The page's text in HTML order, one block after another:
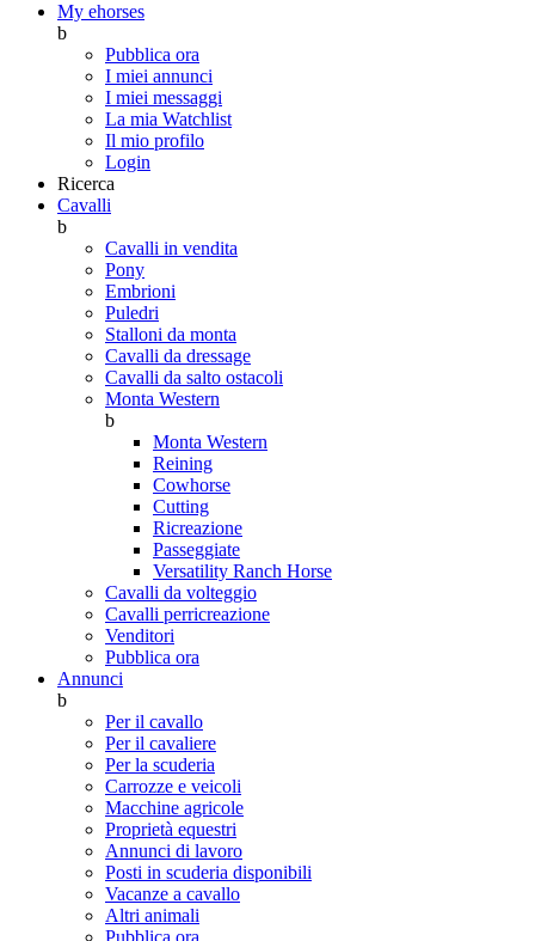
My ehorses
b
Pubblica ora
I miei annunci
I miei messaggi
La mia Watchlist
Il mio profilo
Login
Ricerca
Cavalli
b
Cavalli in vendita
Pony
Embrioni
Puledri
Stalloni da monta
Cavalli da dressage
Cavalli da salto ostacoli
Monta Western
b
Monta Western
Reining
Cowhorse
Cutting
Ricreazione
Passeggiate
Versatility Ranch Horse
Cavalli da volteggio
Cavalli perricreazione
Venditori
Pubblica ora
Annunci
b
Per il cavallo
Per il cavaliere
Per la scuderia
Carrozze e veicoli
Macchine agricole
Proprietà equestri
Annunci di lavoro
Posti in scuderia disponibili
Vacanze a cavallo
Altri animali
Pubblica ora